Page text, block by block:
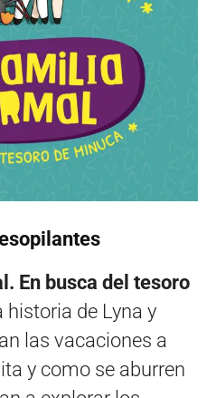
En busca del tesoro
historia de Lyna y
las vacaciones a
y como se aburren